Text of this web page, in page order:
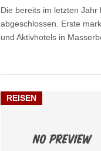
Die bereits im letzten
abgeschlossen. Erste
und Aktivhotels in
REISEN